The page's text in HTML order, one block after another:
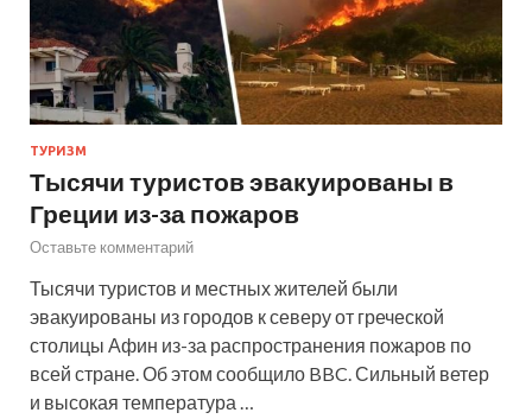
ТУРИЗМ
Тысячи туристов эвакуированы в
Греции из-за пожаров
Оставьте комментарий
Тысячи туристов и местных жителей были
эвакуированы из городов к северу от греческой
столицы Афин из-за распространения пожаров по
всей стране. Об этом сообщило BBC. Сильный ветер
и высокая температура …